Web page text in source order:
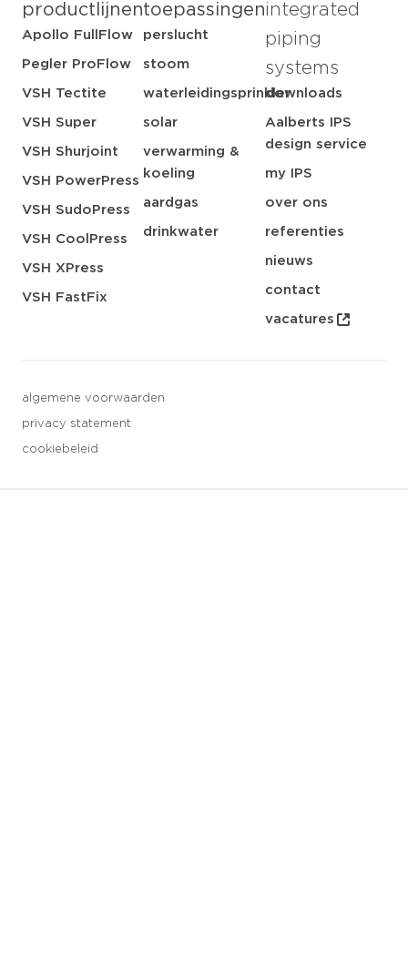
productlijnen
Apollo FullFlow
Pegler ProFlow
VSH Tectite
VSH Super
VSH Shurjoint
VSH PowerPress
VSH SudoPress
VSH CoolPress
VSH XPress
VSH FastFix
toepassingen
perslucht
stoom
waterleidingsprinkler
solar
verwarming &
koeling
aardgas
drinkwater
integrated
piping
systems
downloads
Aalberts IPS
design service
my IPS
over ons
referenties
nieuws
contact
vacatures
algemene voorwaarden
privacy statement
cookiebeleid